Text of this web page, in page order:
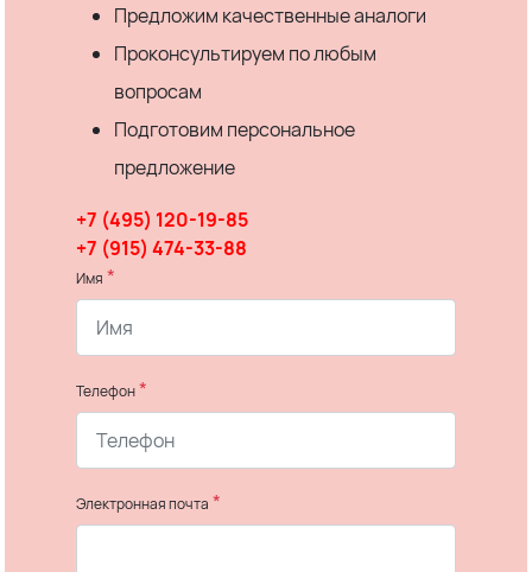
Предложим качественные аналоги
Проконсультируем по любым
вопросам
Подготовим персональное
предложение
+7 (495) 120-19-85
+7 (915) 474-33-88
Имя *
Телефон*
Электронная почта *